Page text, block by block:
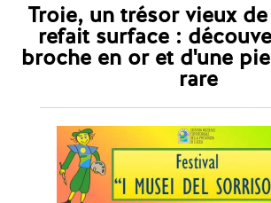
Troie, un trésor vieux
refait surface :
broche en or et d'une
rare